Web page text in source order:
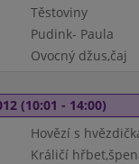
Těstoviny
Pudink- Paula
Ovocný džus,čaj
(10:01 - 14:00)
Hovězí s
Králičí